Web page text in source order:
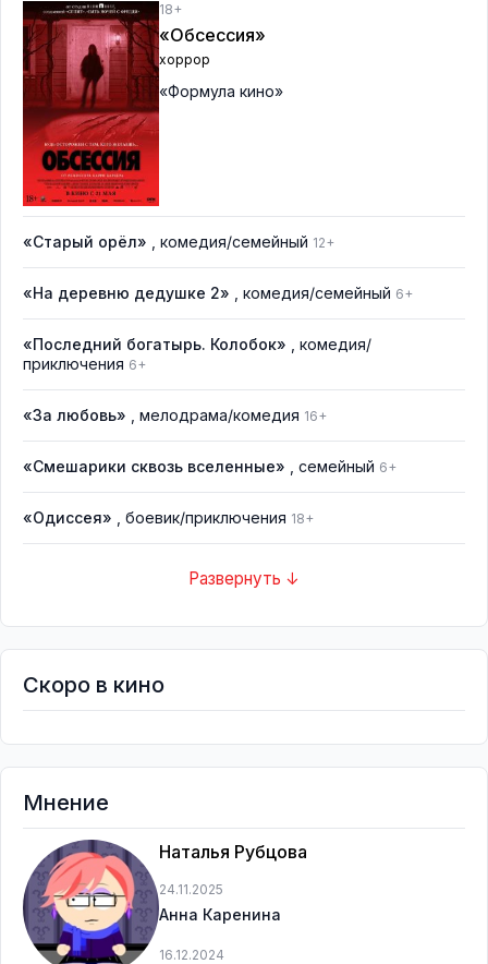
18+
«Обсессия»
хоррор
«Формула кино»
«Старый орёл» , комедия/семейный 12+
«На деревню дедушке 2» , комедия/семейный 6+
«Последний богатырь. Колобок»
, комедия/
приключения 6+
«За любовь» , мелодрама/комедия 16+
«Смешарики сквозь вселенные» , семейный 6+
«Одиссея» , боевик/приключения 18+
Развернуть ↓
Скоро в кино
Мнение
Наталья Рубцова
24.11.2025
Анна Каренина
16.12.2024